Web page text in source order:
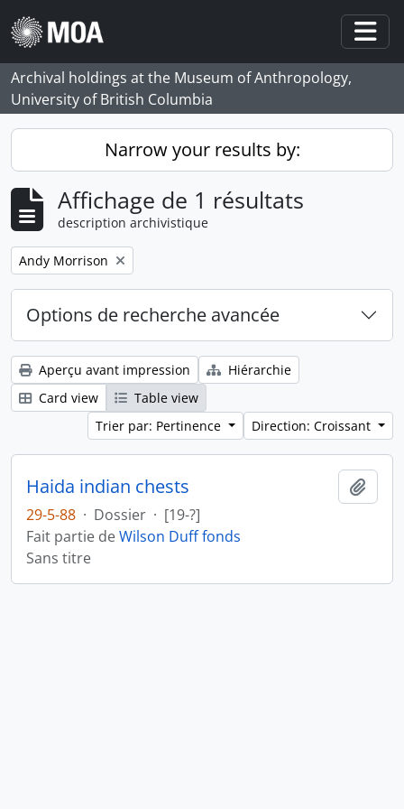
Skip to main content
Archival holdings at the Museum of Anthropology,
University of British Columbia
Narrow your results by:
Affichage de 1 résultats
description archivistique
Remove filter:
Andy Morrison
Options de recherche avancée
Aperçu avant impression
Hiérarchie
Card view
Table view
Trier par: Pertinence
Direction: Croissant
Haida indian chests
29-5-88 · Dossier · [19-?]
Fait partie deWilson Duff fonds
Sans titre